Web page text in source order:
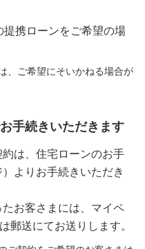
携ローンをご希望の場
、ご希望にそいかねる場合が
手続きいただきます
は、住宅ローンのお手
よりお手続きいただき
お客さまには、マイペ
郵送にてお送りします。